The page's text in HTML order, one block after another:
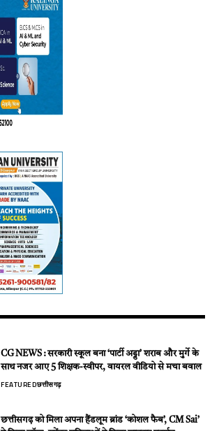
CG NEWS : सरकारी स्कूल बना ‘पार्टी अड्डा’ शराब और मुर्गे के
साथ नजर आए 5 शिक्षक-स्वीपर, वायरल वीडियो से मचा बवाल
FEATUREDछत्तीसगढ़
छत्तीसगढ़ को मिला अपना हैंडलूम ब्रांड ‘कोशल फैब’, CM Sai’